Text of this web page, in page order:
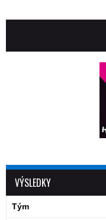
VÝSLEDKY
Tým